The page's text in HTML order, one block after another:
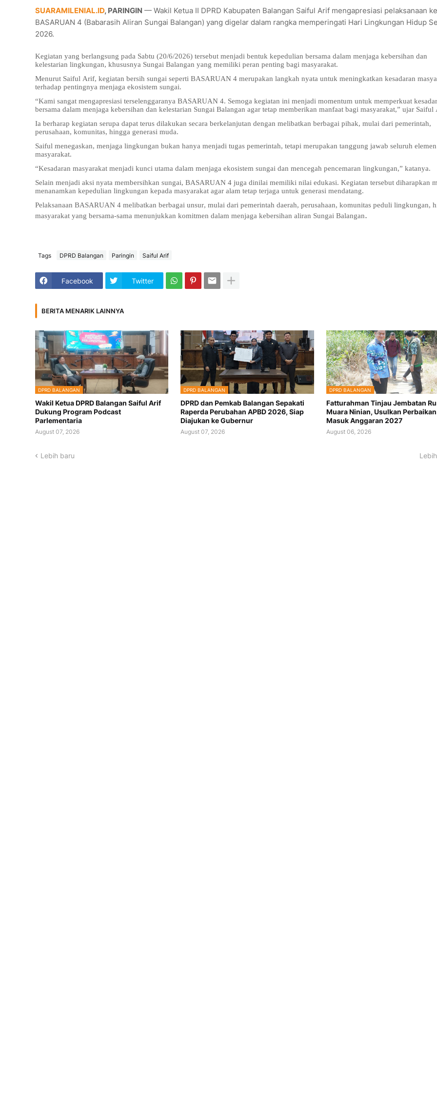
SUARAMILENIAL.ID, PARINGIN — Wakil Ketua II DPRD Kabupaten Balangan Saiful Arif mengapresiasi pelaksanaan
BASARUAN 4 (Babarasih Aliran Sungai Balangan) yang digelar dalam rangka memperingati Hari Lingkungan Hidup
2026.
Kegiatan yang berlangsung pada Sabtu (20/6/2026) tersebut menjadi bentuk kepedulian bersama dalam menjaga kebersihan dan
kelestarian lingkungan, khususnya Sungai Balangan yang memiliki peran penting bagi masyarakat.
Menurut Saiful Arif, kegiatan bersih sungai seperti BASARUAN 4 merupakan langkah nyata untuk meningkatkan kesadaran
terhadap pentingnya menjaga ekosistem sungai.
“Kami sangat mengapresiasi terselenggaranya BASARUAN 4. Semoga kegiatan ini menjadi momentum untuk memperkuat
bersama dalam menjaga kebersihan dan kelestarian Sungai Balangan agar tetap memberikan manfaat bagi masyarakat,” ujar
Ia berharap kegiatan serupa dapat terus dilakukan secara berkelanjutan dengan melibatkan berbagai pihak, mulai dari pemerintah,
perusahaan, komunitas, hingga generasi muda.
Saiful menegaskan, menjaga lingkungan bukan hanya menjadi tugas pemerintah, tetapi merupakan tanggung jawab seluruh elemen
masyarakat.
“Kesadaran masyarakat menjadi kunci utama dalam menjaga ekosistem sungai dan mencegah pencemaran lingkungan,” katanya.
Selain menjadi aksi nyata membersihkan sungai, BASARUAN 4 juga dinilai memiliki nilai edukasi. Kegiatan tersebut diharapkan
menanamkan kepedulian lingkungan kepada masyarakat agar alam tetap terjaga untuk generasi mendatang.
Pelaksanaan BASARUAN 4 melibatkan berbagai unsur, mulai dari pemerintah daerah, perusahaan, komunitas peduli lingkungan,
masyarakat yang bersama-sama menunjukkan komitmen dalam menjaga kebersihan aliran Sungai Balangan.
Tags DPRD Balangan Paringin Saiful Arif
Facebook Twitter
BERITA MENARIK LAINNYA
DPRD BALANGAN
Wakil Ketua DPRD Balangan Saiful Arif
Dukung Program Podcast
Parlementaria
August 07, 2026
DPRD BALANGAN
DPRD dan Pemkab Balangan Sepakati
Raperda Perubahan APBD 2026, Siap
Diajukan ke Gubernur
August 07, 2026
DPRD BALANGAN
Fatturahman Tinjau Jembatan
Muara Ninian, Usulkan Perbaikan
Masuk Anggaran 2027
August 06, 2026
Lebih baru